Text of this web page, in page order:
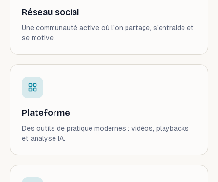
Réseau social
Une communauté active où l'on partage, s'entraide et
se motive.
Plateforme
Des outils de pratique modernes : vidéos, playbacks
et analyse IA.